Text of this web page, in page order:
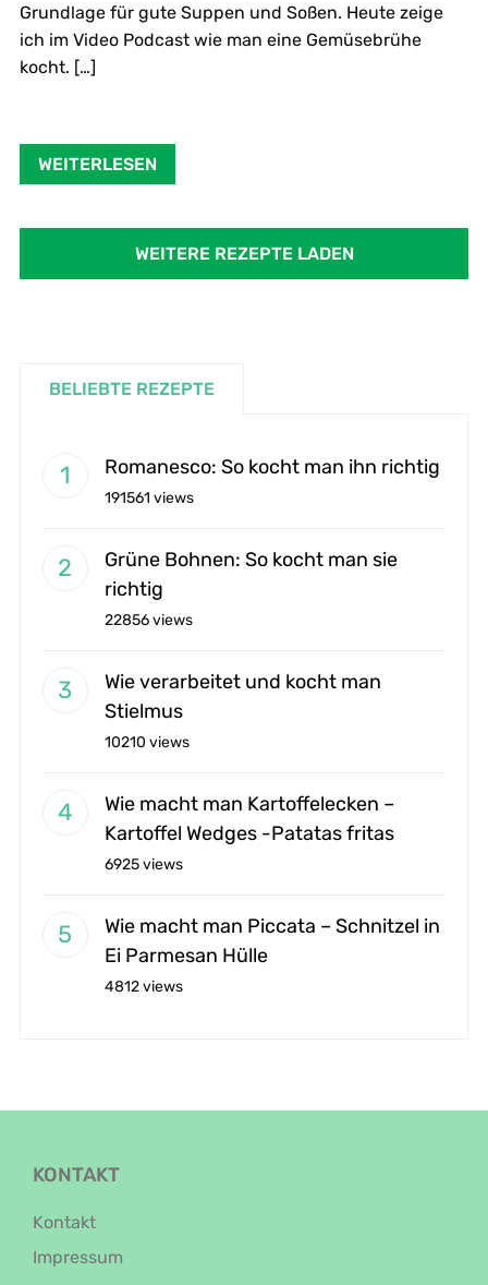
Grundlage für gute Suppen und Soßen. Heute zeige
ich im Video Podcast wie man eine Gemüsebrühe
kocht. […]
WEITERLESEN
WEITERE REZEPTE LADEN
BELIEBTE REZEPTE
Romanesco: So kocht man ihn richtig
191561 views
Grüne Bohnen: So kocht man sie
richtig
22856 views
Wie verarbeitet und kocht man
Stielmus
10210 views
Wie macht man Kartoffelecken –
Kartoffel Wedges -Patatas fritas
6925 views
Wie macht man Piccata – Schnitzel in
Ei Parmesan Hülle
4812 views
KONTAKT
Kontakt
Impressum